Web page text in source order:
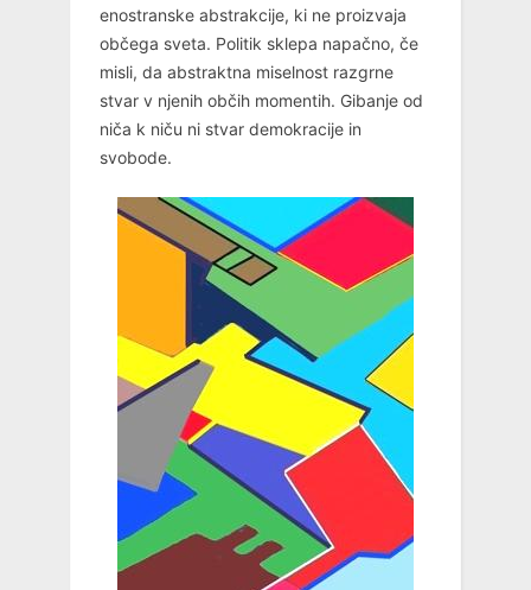
enostranske abstrakcije, ki ne proizvaja
občega sveta. Politik sklepa napačno, če
misli, da abstraktna miselnost razgrne
stvar v njenih občih momentih. Gibanje od
niča k niču ni stvar demokracije in
svobode.